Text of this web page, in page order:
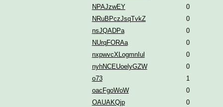
NPAJzwEY
0
NRuBPczJsqTvkZ
0
nsJQADPa
0
NUrqFORAa
0
nxpwvcXLogmnIul
0
nyhNCEUoelyGZW
0
o73
1
oacFgoWoW
0
OAUAKQjp
0